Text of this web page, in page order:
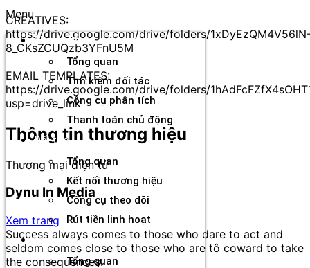
Menu
Thương hiệu
Tổng quan
Tìm kiếm đối tác
Công cụ phân tích
Thanh toán chủ động
Đối tác
Tổng quan
Kết nối thương hiệu
Công cụ theo dõi
Rút tiền linh hoạt
Agency
Tổng quan
CREATIVES:
https://drive.google.com/drive/folders/
8_CKsZCUQzb3YFnU5M
EMAIL TEMPLATES:
https://drive.google.com/drive/folders/
usp=drive_link
Thông tin thương hiệu
Thương mại điện tử
Dynu In Media
Xem trang
Success always comes to those who dare to act and
seldom comes close to those who are tô coward to take
the consequences.